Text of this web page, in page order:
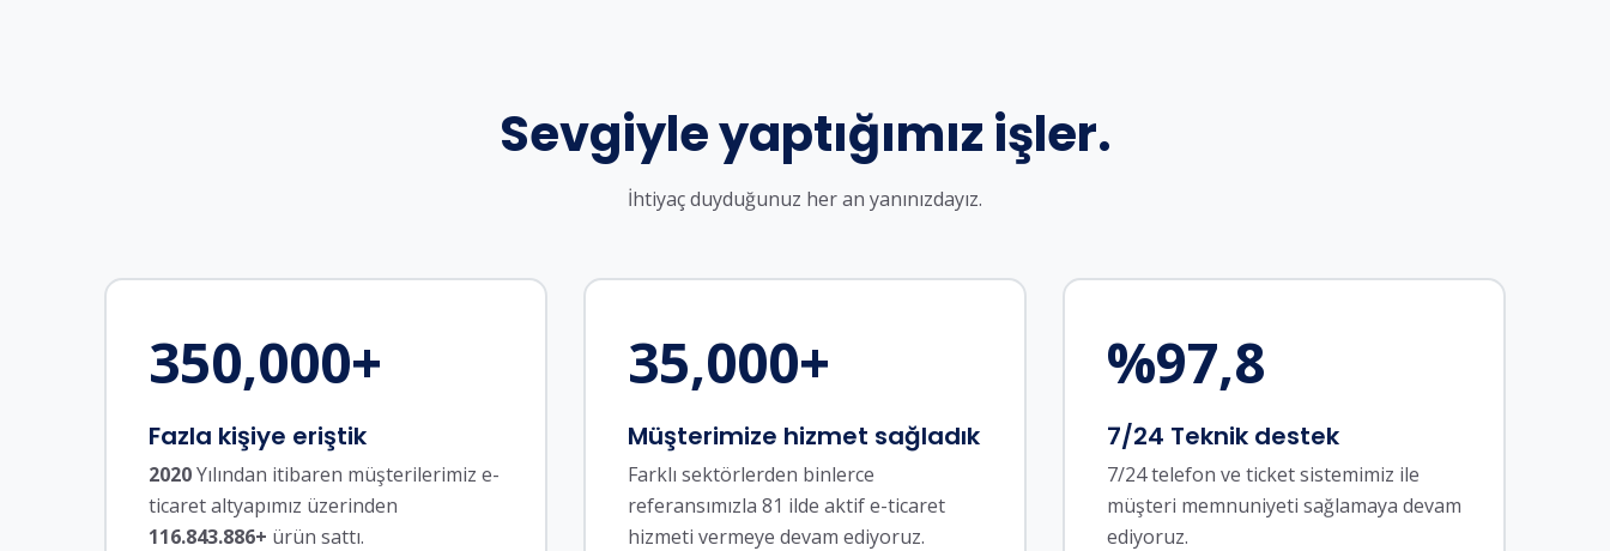
Sevgiyle yaptığımız işler.
İhtiyaç duyduğunuz her an yanınızdayız.
350,000+
Fazla kişiye eriştik
2020Yılından itibaren müşterilerimiz e-
ticaret altyapımız üzerinden
116.843.886+ ürün sattı.
35,000+
Müşterimize hizmet sağladık
Farklı sektörlerden binlerce
referansımızla 81 ilde aktif e-ticaret
hizmeti vermeye devam ediyoruz.
%97,8
7/24 Teknik destek
7/24 telefon ve ticket sistemimiz ile
müşteri memnuniyeti sağlamaya devam
ediyoruz.